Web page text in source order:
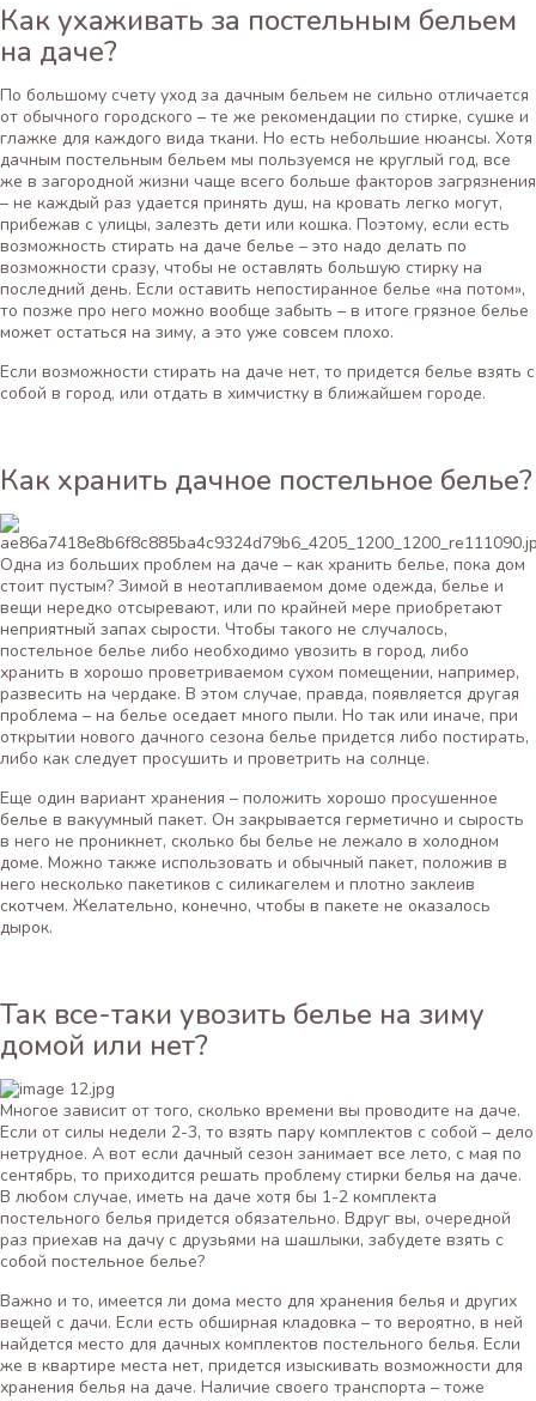
Как ухаживать за постельным бельем
на даче?
По большому счету уход за дачным бельем не сильно отличается
от обычного городского – те же рекомендации по стирке, сушке и
глажке для каждого вида ткани. Но есть небольшие нюансы. Хотя
дачным постельным бельем мы пользуемся не круглый год, все
же в загородной жизни чаще всего больше факторов загрязнения
– не каждый раз удается принять душ, на кровать легко могут,
прибежав с улицы, залезть дети или кошка. Поэтому, если есть
возможность стирать на даче белье – это надо делать по
возможности сразу, чтобы не оставлять большую стирку на
последний день. Если оставить непостиранное белье «на потом»,
то позже про него можно вообще забыть – в итоге грязное белье
может остаться на зиму, а это уже совсем плохо.
Если возможности стирать на даче нет, то придется белье взять с
собой в город, или отдать в химчистку в ближайшем городе.
Как хранить дачное постельное белье?
Одна из больших проблем на даче – как хранить белье, пока дом
стоит пустым? Зимой в неотапливаемом доме одежда, белье и
вещи нередко отсыревают, или по крайней мере приобретают
неприятный запах сырости. Чтобы такого не случалось,
постельное белье либо необходимо увозить в город, либо
хранить в хорошо проветриваемом сухом помещении, например,
развесить на чердаке. В этом случае, правда, появляется другая
проблема – на белье оседает много пыли. Но так или иначе, при
открытии нового дачного сезона белье придется либо постирать,
либо как следует просушить и проветрить на солнце.
Еще один вариант хранения – положить хорошо просушенное
белье в вакуумный пакет. Он закрывается герметично и сырость
в него не проникнет, сколько бы белье не лежало в холодном
доме. Можно также использовать и обычный пакет, положив в
него несколько пакетиков с силикагелем и плотно заклеив
скотчем. Желательно, конечно, чтобы в пакете не оказалось
дырок.
Так все-таки увозить белье на зиму
домой или нет?
Многое зависит от того, сколько времени вы проводите на даче.
Если от силы недели 2-3, то взять пару комплектов с собой – дело
нетрудное. А вот если дачный сезон занимает все лето, с мая по
сентябрь, то приходится решать проблему стирки белья на даче.
В любом случае, иметь на даче хотя бы 1-2 комплекта
постельного белья придется обязательно. Вдруг вы, очередной
раз приехав на дачу с друзьями на шашлыки, забудете взять с
собой постельное белье?
Важно и то, имеется ли дома место для хранения белья и других
вещей с дачи. Если есть обширная кладовка – то вероятно, в ней
найдется место для дачных комплектов постельного белья. Если
же в квартире места нет, придется изыскивать возможности для
хранения белья на даче. Наличие своего транспорта – тоже